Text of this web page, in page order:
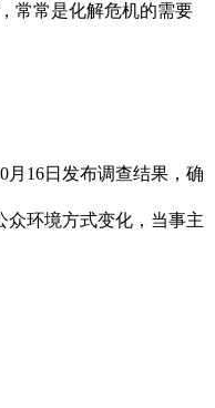
常常是化解危机的需要
16日发布调查结果，确
环境方式变化，当事主